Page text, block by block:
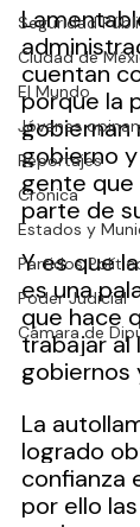
Seguridad
Ciudad de
El Mundo
Jóvenes opinan
Reportajes
Crónica
Estados y
Partidos
Poder Judicial
Cámara de
cuentan
porque la
gobiernan
gobierno
gente que
parte de
Y es que
es una
que hace
trabajar al
gobiernos
La
logrado
confianza
por ello